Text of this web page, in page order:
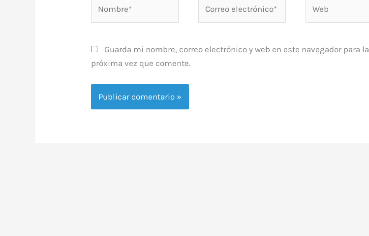
Guarda mi nombre, correo electrónico y web en este navegador para la
próxima vez que comente.